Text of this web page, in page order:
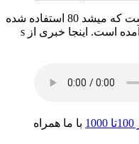
در این قسمت دوباره از همان چهل بیست که میشد 80 استفاده شده
و به ترتیب از ده تا نوزده در ادامه اش آمده است. اینجا خبری از s
با ما همراه